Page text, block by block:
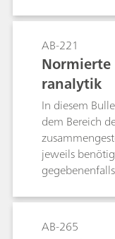
usw.).
Fluoridgehalt.
oben
einzigen
Parameter für
beschreibt
Bestimmung
CSB nach
AB-221
ranalytik
In diesem
dem Bereich
jeweils
Notes.
Parameter:
Fluorid,
AB-265